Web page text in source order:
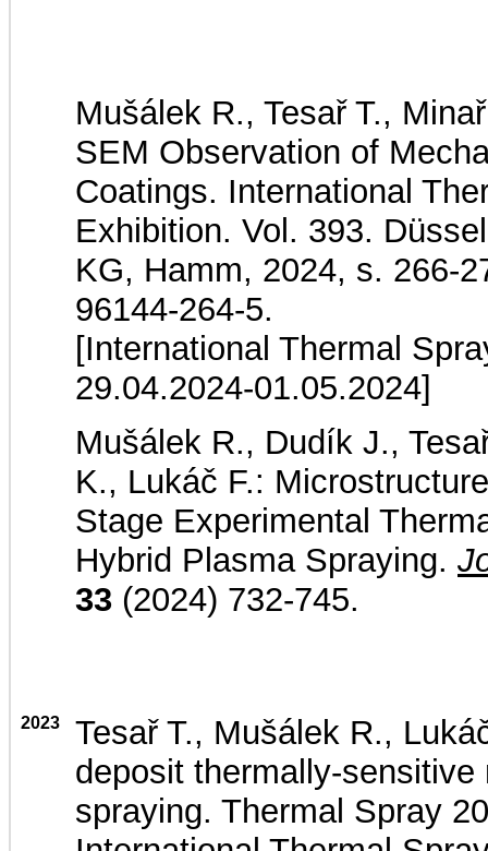
Mušálek R., Tesař T.,
SEM Observation of
Coatings. International
Exhibition. Vol. 393.
KG, Hamm, 2024, s. 266-
96144-264-5.
[International Thermal
29.04.2024-01.05.2024]
Mušálek R., Dudík J.,
K., Lukáč F.:
Stage Experimental
Hybrid Plasma Spraying.
33 (2024) 732-745.
2023
Tesař T., Mušálek R.,
deposit thermally-
spraying. Thermal Spray